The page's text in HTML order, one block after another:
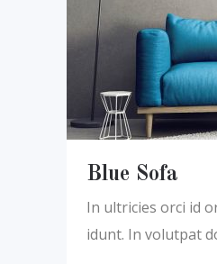
Blue Sofa
In ultricies orci id
idunt. In volutpat